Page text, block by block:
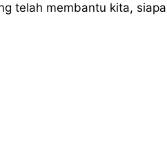
telah membantu kita,